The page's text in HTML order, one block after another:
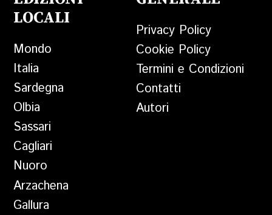
LOCALI
Mondo
Italia
Sardegna
Olbia
Sassari
Cagliari
Nuoro
Arzachena
Gallura
Privacy Policy
Cookie Policy
Termini e Condizioni
Contatti
Autori